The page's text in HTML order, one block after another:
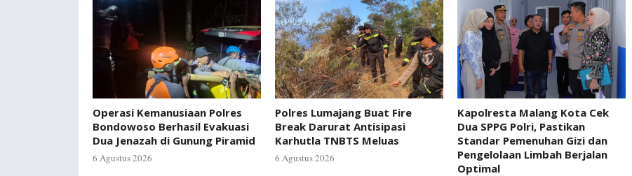
Operasi Kemanusiaan Polres
Bondowoso Berhasil Evakuasi
Dua Jenazah di Gunung Piramid
6 Agustus 2026
Polres Lumajang Buat Fire
Break Darurat Antisipasi
Karhutla TNBTS Meluas
6 Agustus 2026
Kapolresta Malang Kota Cek
Dua SPPG Polri, Pastikan
Standar Pemenuhan Gizi dan
Pengelolaan Limbah Berjalan
Optimal